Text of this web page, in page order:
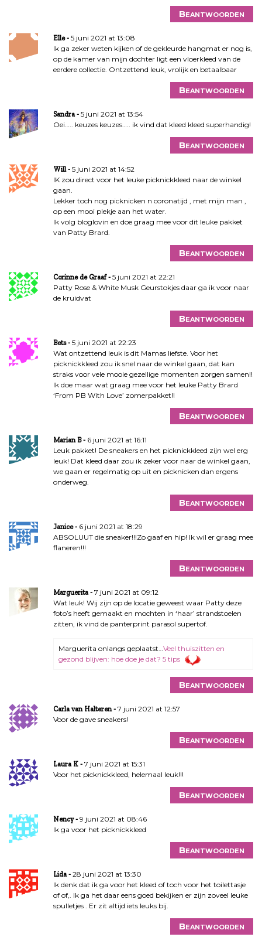
Beantwoorden
Elle
5 juni 2021 at 13:08
Ik ga zeker weten kijken of de gekleurde hangmat er nog is,
op de kamer van mijn dochter ligt een vloerkleed van de
eerdere collectie. Ontzettend leuk, vrolijk en betaalbaar
Beantwoorden
Sandra
5 juni 2021 at 13:54
Oei….. keuzes keuzes….. ik vind dat kleed kleed superhandig!
Beantwoorden
Will
5 juni 2021 at 14:52
IK zou direct voor het leuke picknickkleed naar de winkel
gaan.
Lekker toch nog picknicken n coronatijd , met mijn man ,
op een mooi plekje aan het water.
Ik volg bloglovin en doe graag mee voor dit leuke pakket
van Patty Brard.
Beantwoorden
Corinne de Graaf
5 juni 2021 at 22:21
Patty Rose & White Musk Geurstokjes daar ga ik voor naar
de kruidvat
Beantwoorden
Bets
5 juni 2021 at 22:23
Wat ontzettend leuk is dit Mamas liefste. Voor het
picknickkleed zou ik snel naar de winkel gaan, dat kan
straks voor vele mooie gezellige momenten zorgen samen!!
Ik doe maar wat graag mee voor het leuke Patty Brard
‘From PB With Love’ zomerpakket!!
Beantwoorden
Marian B
6 juni 2021 at 16:11
Leuk pakket! De sneakers en het picknickkleed zijn wel erg
leuk! Dat kleed daar zou ik zeker voor naar de winkel gaan,
we gaan er regelmatig op uit en picknicken dan ergens
onderweg.
Beantwoorden
Janice
6 juni 2021 at 18:29
ABSOLUUT die sneaker!!!Zo gaaf en hip! Ik wil er graag mee
flaneren!!!
Beantwoorden
Marguerita
7 juni 2021 at 09:12
Wat leuk! Wij zijn op de locatie geweest waar Patty deze
foto’s heeft gemaakt en mochten in ‘haar’ strandstoelen
zitten, ik vind de panterprint parasol supertof.
Marguerita onlangs geplaatst…Veel thuiszitten en
gezond blijven: hoe doe je dat? 5 tips
Beantwoorden
Carla van Halteren
7 juni 2021 at 12:57
Voor de gave sneakers!
Beantwoorden
Laura K
7 juni 2021 at 15:31
Voor het picknickkleed, helemaal leuk!!!
Beantwoorden
Nency
9 juni 2021 at 08:46
Ik ga voor het picknickkleed
Beantwoorden
Lida
28 juni 2021 at 13:30
Ik denk dat ik ga voor het kleed of toch voor het toilettasje
of of,. Ik ga het daar eens goed bekijken er zijn zoveel leuke
spulletjes . Er zit altijd iets leuks bij.
Beantwoorden